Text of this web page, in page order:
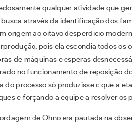
qualquer atividade que
busca através da identificação dos
origem ao oitavo desperdício
pois ela escondia todos os
de máquinas e esperas
no funcionamento de reposição
do processo só produzisse o que a
e forçando a equipe a resolver os
de Ohno era pautada na